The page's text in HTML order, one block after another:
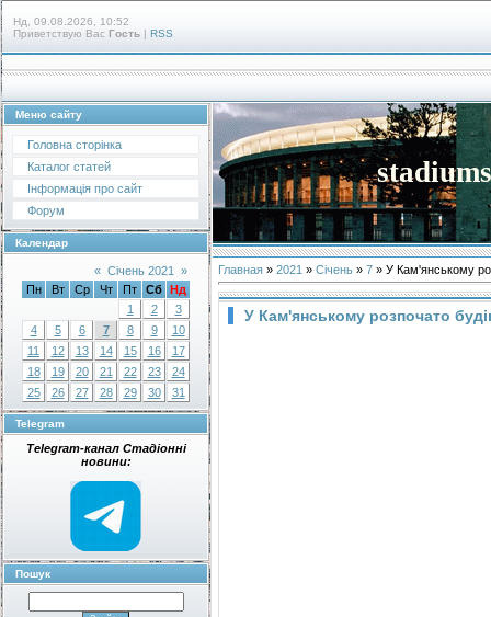
Нд, 09.08.2026, 10:52
Приветствую Вас Гость | RSS
Меню сайту
Головна сторінка
Каталог статей
Інформація про сайт
Форум
Календар
« Січень 2021
»
Пн
Вт Ср Чт Пт Сб Нд
1
2
3
4
5 6 7 8 9
10
11
12 13 14 15 16
17
18
19 20 21 22 23
24
25
26 27 28 29 30 31
Telegram
Telegram-канал Стадіонні
новини:
Пошук
Главная » 2021 » Січень » 7 » У Кам'янському
У Кам'янському розпочато